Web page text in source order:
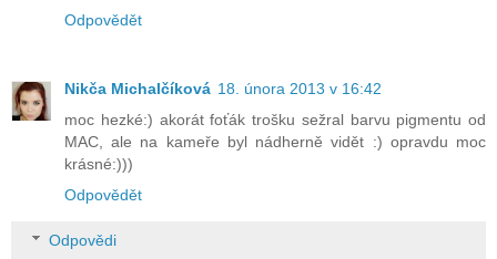
Odpovědět
Nikča Michalčíková 18. února 2013 v 16:42
moc hezké:) akorát foťák trošku sežral barvu pigmentu od
MAC, ale na kameře byl nádherně vidět :) opravdu moc
krásné:)))
Odpovědět
Odpovědi